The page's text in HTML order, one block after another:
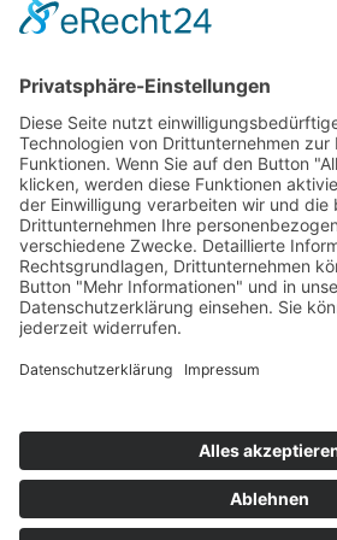
Mitgliedschaften